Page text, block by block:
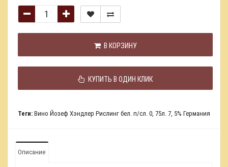
В КОРЗИНУ
КУПИТЬ В ОДИН КЛИК
Теги: Вино Йозеф Хэндлер Рислинг бел. п/сл. 0, 75л. 7, 5% Германия
Описание